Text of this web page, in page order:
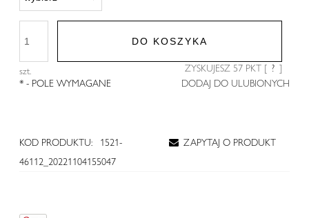
szt.
DO KOSZYKA
ZYSKUJESZ 57PKT [ ? ]
DODAJ DO ULUBIONYCH
* - POLE WYMAGANE
KOD PRODUKTU:
1521-
46112_20221104155047
ZAPYTAJ O PRODUKT